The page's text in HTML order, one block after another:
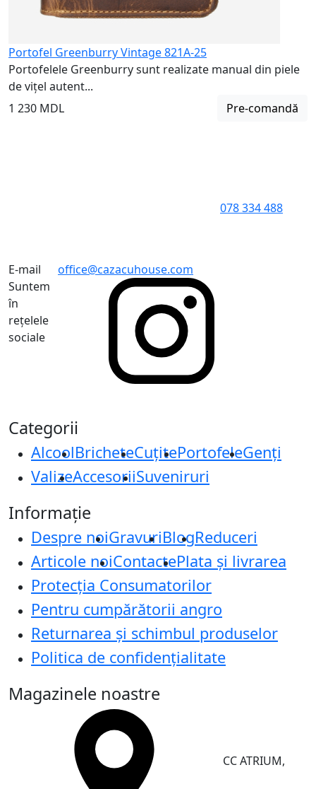
Portofel Greenburry Vintage 821A-25
Portofelele Greenburry sunt realizate manual din piele
de vițel autent...
1 230 MDL
Pre-comandă
078 334 488
E-mail
office@cazacuhouse.com
Suntem
în
rețelele
sociale
Categorii
AlcoolBricheteCuțitePortofeleGenți
ValizeAccesoriiSuveniruri
Informație
Despre noiGravuriBlogReduceri
Articole noiContactePlata și livrarea
Protecţia Consumatorilor
Pentru cumpărătorii angro
Returnarea și schimbul produselor
Politica de confidențialitate
Magazinele noastre
CC ATRIUM,